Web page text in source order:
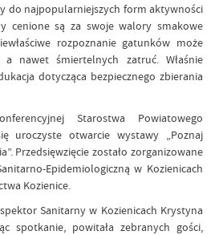
do najpopularniejszych form aktywności
cenione są za swoje walory smakowe
rozpoznanie gatunków może
nawet śmiertelnych zatruć. Właśnie
dotycząca bezpiecznego zbierania
Starostwa Powiatowego
uroczyste otwarcie wystawy „Poznaj
Przedsięwzięcie zostało zorganizowane
Epidemiologiczną w Kozienicach
Kozienice.
Sanitarny w Kozienicach Krystyna
spotkanie, powitała zebranych gości,